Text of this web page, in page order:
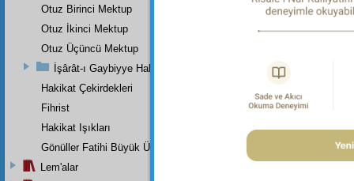
Dipnot-2
"Hiçbir
Dipnot-5
Otuz Birinci Mektup
Otuz İkinci Mektup
Otuz Üçüncü Mektup
İşârât-ı Gaybiyye Hakkında Bir Takriz
Hakikat Çekirdekleri
Fihrist
Hakikat Işıkları
Gönüller Fatihi Büyük Üstada
Lem'alar